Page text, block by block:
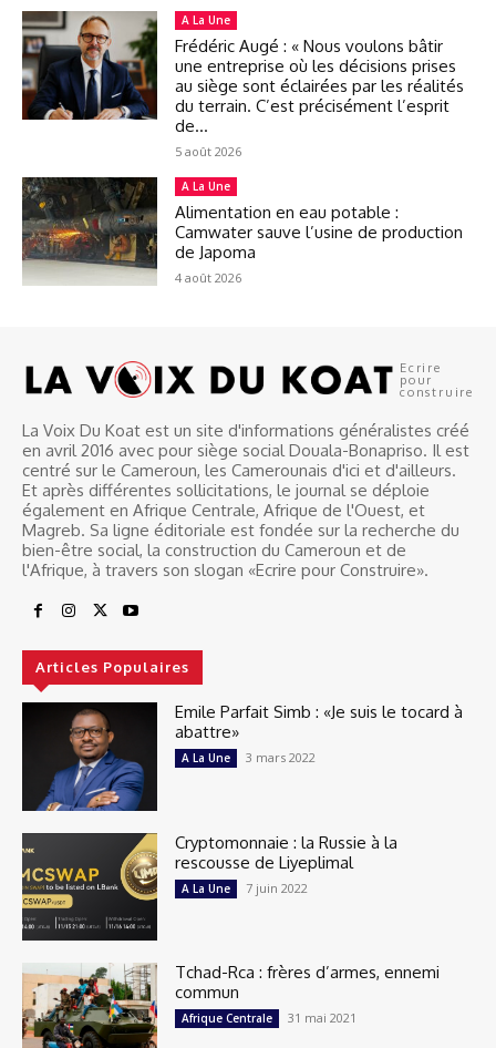
A La Une
Frédéric Augé : « Nous voulons bâtir
une entreprise où les décisions prises
au siège sont éclairées par les réalités
du terrain. C’est précisément l’esprit
de...
5 août 2026
A La Une
Alimentation en eau potable :
Camwater sauve l’usine de production
de Japoma
4 août 2026
Ecrire
pour
construire
La Voix Du Koat est un site d'informations généralistes créé
en avril 2016 avec pour siège social Douala-Bonapriso. Il est
centré sur le Cameroun, les Camerounais d'ici et d'ailleurs.
Et après différentes sollicitations, le journal se déploie
également en Afrique Centrale, Afrique de l'Ouest, et
Magreb. Sa ligne éditoriale est fondée sur la recherche du
bien-être social, la construction du Cameroun et de
l'Afrique, à travers son slogan «Ecrire pour Construire».
Articles Populaires
Emile Parfait Simb : «Je suis le tocard à
abattre»
A La Une 3 mars 2022
Cryptomonnaie : la Russie à la
rescousse de Liyeplimal
A La Une 7 juin 2022
Tchad-Rca : frères d’armes, ennemi
commun
Afrique Centrale 31 mai 2021